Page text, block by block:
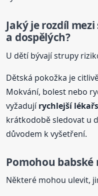
Jaký je rozdíl
a dospělých?
U dětí bývají strupy
Dětská pokožka je
Mokvání, bolest nebo
vyžadujírychlejší
krátkodobě sledovat u
důvodem k vyšetření.
Pomohou
Některé mohou ulevit,